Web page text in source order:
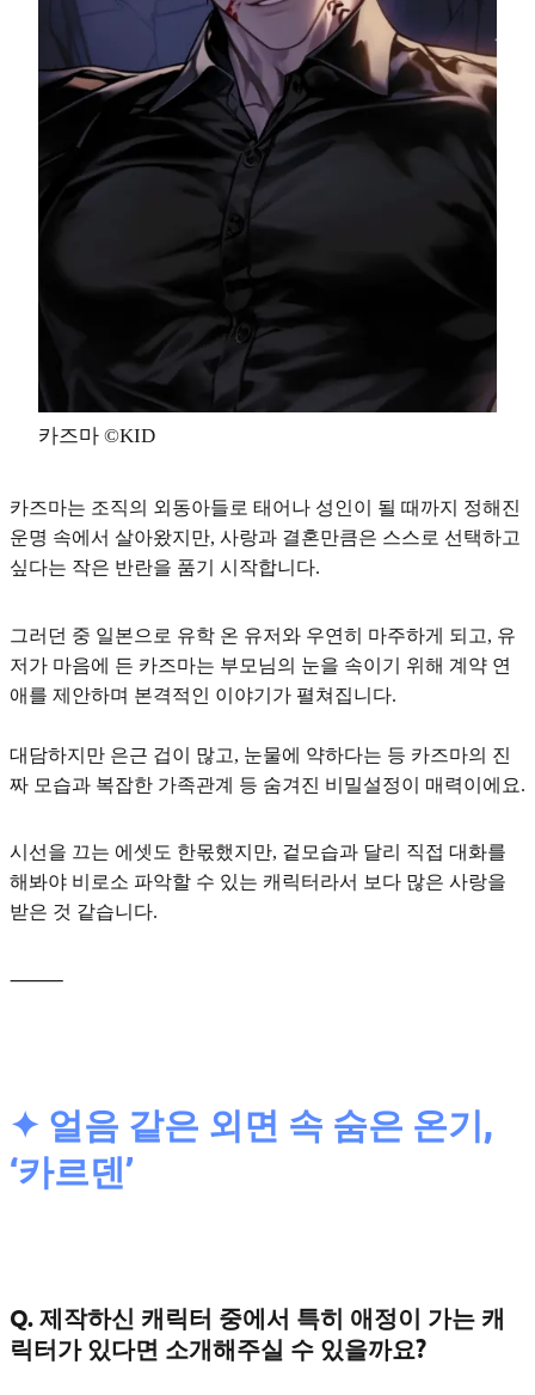
카즈마 ©KID
카즈마는 조직의 외동아들로 태어나 성인이 될 때까지 정해진
운명 속에서 살아왔지만, 사랑과 결혼만큼은 스스로 선택하고
싶다는 작은 반란을 품기 시작합니다.
그러던 중 일본으로 유학 온 유저와 우연히 마주하게 되고, 유
저가 마음에 든 카즈마는 부모님의 눈을 속이기 위해 계약 연
애를 제안하며 본격적인 이야기가 펼쳐집니다.
대담하지만 은근 겁이 많고, 눈물에 약하다는 등 카즈마의 진
짜 모습과 복잡한 가족관계 등 숨겨진 비밀설정이 매력이에요.
시선을 끄는 에셋도 한몫했지만, 겉모습과 달리 직접 대화를
해봐야 비로소 파악할 수 있는 캐릭터라서 보다 많은 사랑을
받은 것 같습니다.
⸻
✦ 얼음 같은 외면 속 숨은 온기,
‘카르덴’
Q. 제작하신 캐릭터 중에서 특히 애정이 가는 캐
릭터가 있다면 소개해주실 수 있을까요?